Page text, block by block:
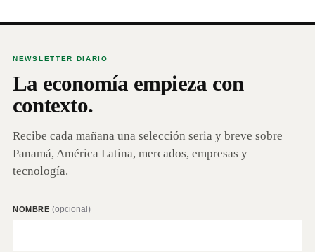
NEWSLETTER DIARIO
La economía empieza con
contexto.
Recibe cada mañana una selección seria y breve sobre
Panamá, América Latina, mercados, empresas y
tecnología.
NOMBRE (opcional)